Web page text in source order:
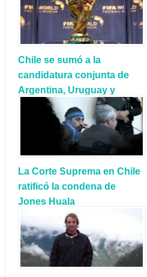
CUIDADO DE SUS
ABUELOS
Chile se sumó a la
candidatura conjunta de
Argentina, Uruguay y
Paraguay para organizar la
Copa del Mundo 2030
La Corte Suprema en Chile
ratificó la condena de
Jones Huala